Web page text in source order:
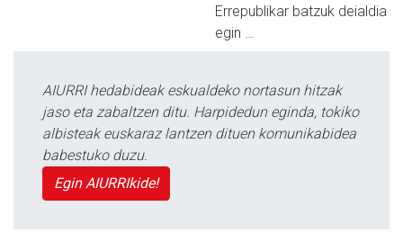
Errepublikar batzuk deialdia
egin …
AIURRI hedabideak eskualdeko nortasun hitzak
jaso eta zabaltzen ditu. Harpidedun eginda, tokiko
albisteak euskaraz lantzen dituen komunikabidea
babestuko duzu.
Egin AIURRIkide!